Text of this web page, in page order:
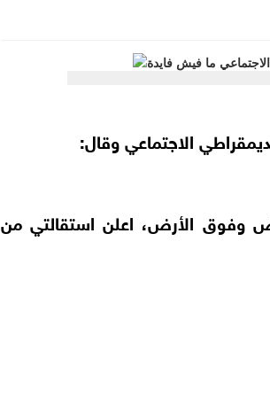
الاجتماعي وقال:
وفوق الأرض، اعلن استقالتي من